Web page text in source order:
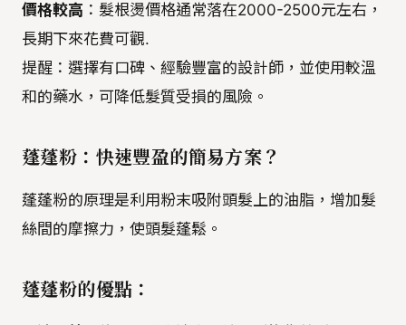
價格較高 ：髮根燙價格通常落在2000-2500元左右，
長期下來花費可觀.
提醒：選擇有口碑、經驗豐富的設計師，並使用較溫
和的藥水，可降低髮質受損的風險。
蓬蓬粉：快速豐盈的簡易方案？
蓬蓬粉的原理是利用粉末吸附頭髮上的油脂，增加髮
絲間的摩擦力，使頭髮蓬鬆。
蓬蓬粉的優點：